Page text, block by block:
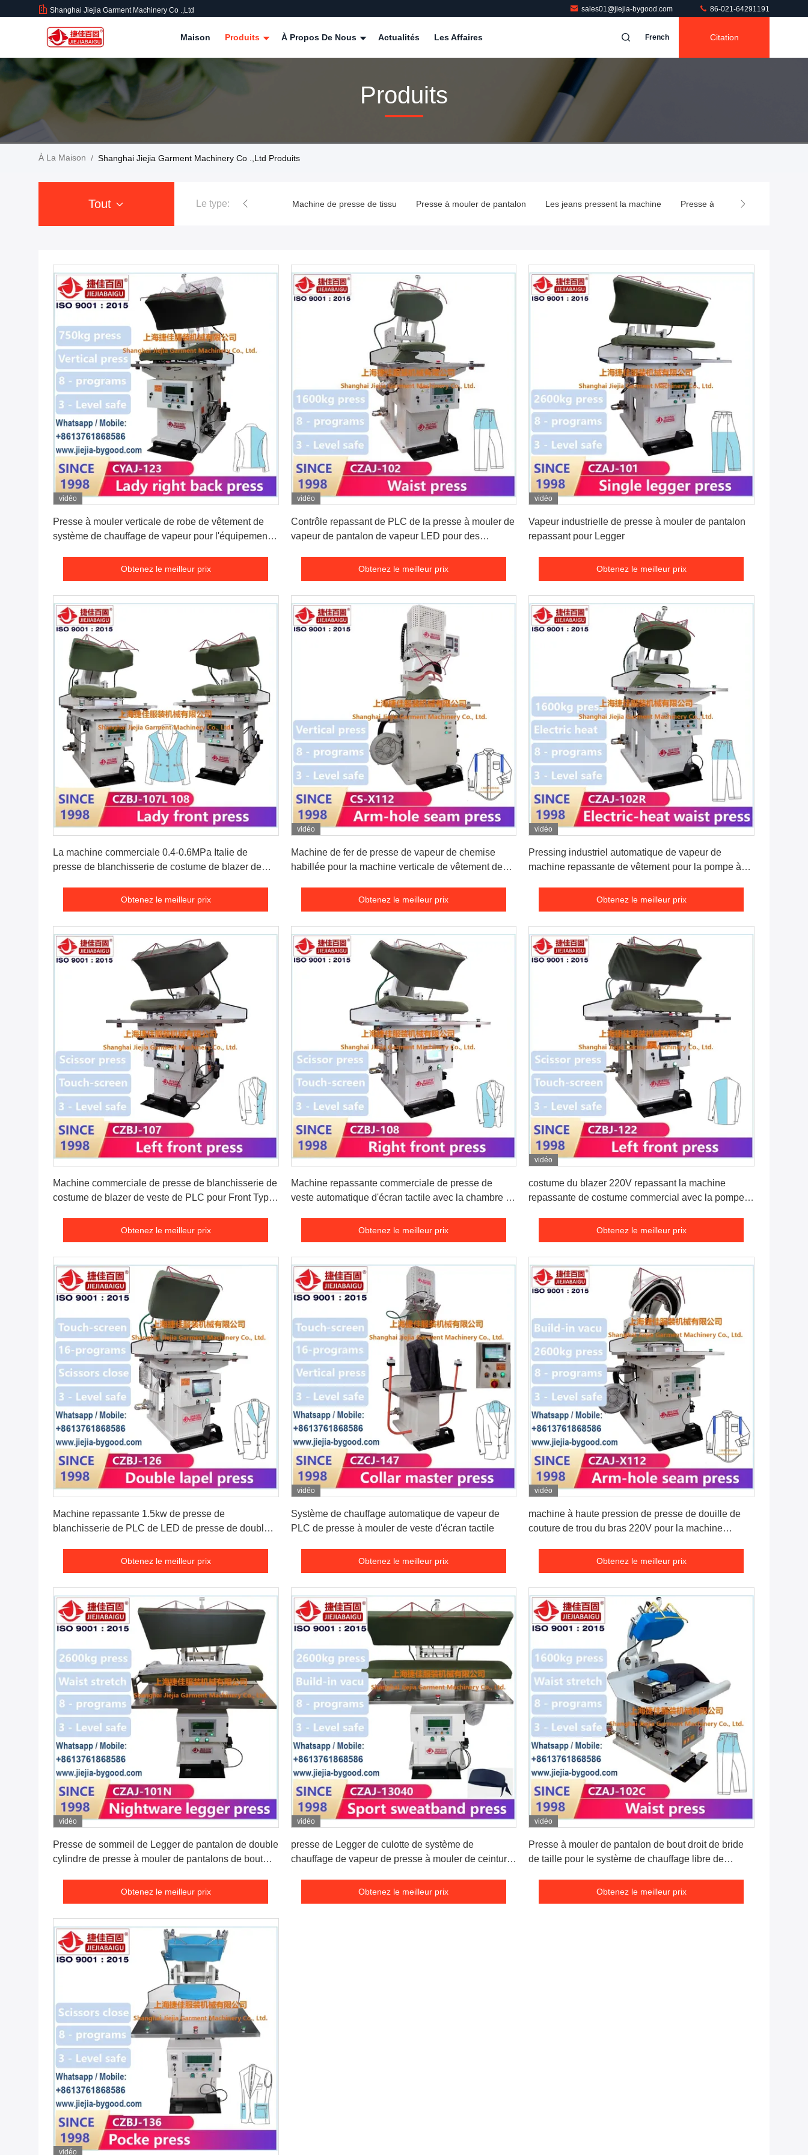
Shanghai Jiejia Garment Machinery Co .,ltd sales01@jiejia-bygood.com 86-021-64291191
Maison Produits À Propos De Nous Actualités Les Affaires French Citation
Produits
À La Maison / Shanghai Jiejia Garment Machinery Co .,ltd Produits
Tout Le type:
Presse à mouler de robe Machine de presse de tissu Presse à mouler de pantalon Les jeans pressent la machine Presse à mouler de chemise
vidéo
Presse à mouler verticale de robe de vêtement de
système de chauffage de vapeur pour l'équipement
Obtenez le meilleur prix
vidéo
Contrôle repassant de PLC de la presse à mouler de
vapeur de pantalon de vapeur LED pour des
Obtenez le meilleur prix
vidéo
Vapeur industrielle de presse à mouler de pantalon
repassant pour Legger
Obtenez le meilleur prix
La machine commerciale 0.4-0.6MPa Italie de
presse de blanchisserie de costume de blazer de
Obtenez le meilleur prix
vidéo
Machine de fer de presse de vapeur de chemise
habillée pour la machine verticale de vêtement de
Obtenez le meilleur prix
vidéo
Pressing industriel automatique de vapeur de
machine repassante de vêtement pour la pompe à
Obtenez le meilleur prix
Machine commerciale de presse de blanchisserie de
costume de blazer de veste de PLC pour Front Type
Obtenez le meilleur prix
Machine repassante commerciale de presse de
veste automatique d'écran tactile avec la chambre de
Obtenez le meilleur prix
vidéo
costume du blazer 220V repassant la machine
repassante de costume commercial avec la pompe à
Obtenez le meilleur prix
Machine repassante 1.5kw de presse de
blanchisserie de PLC de LED de presse de double
Obtenez le meilleur prix
vidéo
Système de chauffage automatique de vapeur de
PLC de presse à mouler de veste d'écran tactile
Obtenez le meilleur prix
vidéo
machine à haute pression de presse de douille de
couture de trou du bras 220V pour la machine
Obtenez le meilleur prix
vidéo
Presse de sommeil de Legger de pantalon de double
cylindre de presse à mouler de pantalons de bout
Obtenez le meilleur prix
vidéo
presse de Legger de culotte de système de
chauffage de vapeur de presse à mouler de ceinture
Obtenez le meilleur prix
vidéo
Presse à mouler de pantalon de bout droit de bride
de taille pour le système de chauffage libre de
Obtenez le meilleur prix
vidéo